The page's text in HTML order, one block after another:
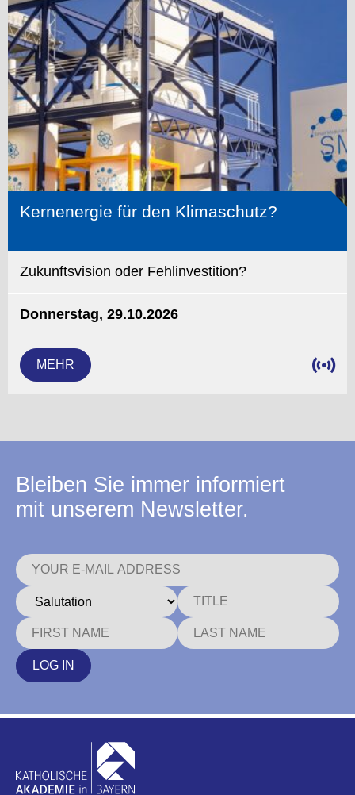
Kernenergie für den Klimaschutz?
Zukunftsvision oder Fehlinvestition?
Donnerstag, 29.10.2026
MEHR
Bleiben Sie immer informiert
mit unserem Newsletter.
LOG IN